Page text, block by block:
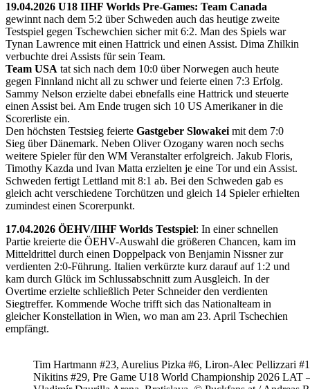
19.04.2026 U18 IIHF Worlds Pre-Games: Team Canada
gewinnt nach dem 5:2 über Schweden auch das heutige zweite
Testspiel gegen Tschewchien sicher mit 6:2. Man des Spiels war
Tynan Lawrence mit einen Hattrick und einen Assist. Dima Zhilkin
verbuchte drei Assists für sein Team.
Team USA tat sich nach dem 10:0 über Norwegen auch heute
gegen Finnland nicht all zu schwer und feierte einen 7:3 Erfolg.
Sammy Nelson erzielte dabei ebnefalls eine Hattrick und steuerte
einen Assist bei. Am Ende trugen sich 10 US Amerikaner in die
Scorerliste ein.
Den höchsten Testsieg feierte Gastgeber Slowakeimit dem 7:0
Sieg über Dänemark. Neben Oliver Ozogany waren noch sechs
weitere Spieler für den WM Veranstalter erfolgreich. Jakub Floris,
Timothy Kazda und Ivan Matta erzielten je eine Tor und ein Assist.
Schweden fertigt Lettland mit 8:1 ab. Bei den Schweden gab es
gleich acht verschiedene Torchützen und gleich 14 Spieler erhielten
zumindest einen Scorerpunkt.
17.04.2026 ÖEHV/IIHF Worlds Testspiel: In einer schnellen
Partie kreierte die ÖEHV-Auswahl die größeren Chancen, kam im
Mitteldrittel durch einen Doppelpack von Benjamin Nissner zur
verdienten 2:0-Führung. Italien verkürzte kurz darauf auf 1:2 und
kam durch Glück im Schlussabschnitt zum Ausgleich. In der
Overtime erzielte schließlich Peter Schneider den verdienten
Siegtreffer. Kommende Woche trifft sich das Nationalteam in
gleicher Konstellation in Wien, wo man am 23. April Tschechien
empfängt.
Tim Hartmann #23, Aurelius Pizka #6, Liron-Alec Pellizzari
Nikitins #29, Pre Game U18 World Championship 2026 LAT